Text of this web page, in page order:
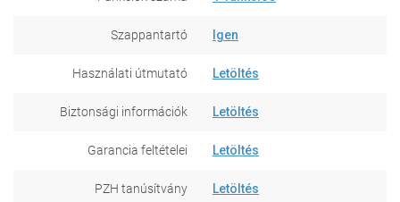
Szappantartó Igen
Használati útmutató Letöltés
Biztonsági információk Letöltés
Garancia feltételei Letöltés
PZH tanúsítvány Letöltés